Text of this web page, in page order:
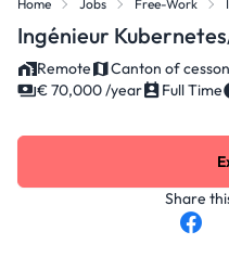
Home Jobs Free-Work
Ingénieur
Remote
Canton of
€ 70,000 /year
Full Time
Share